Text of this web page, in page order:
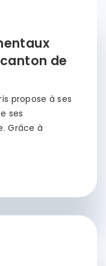
de
propose à ses
ses
Grâce à